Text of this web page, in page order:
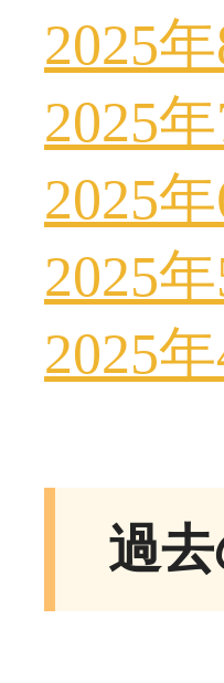
2025年
2025年
2025年
2025年
2025年
過